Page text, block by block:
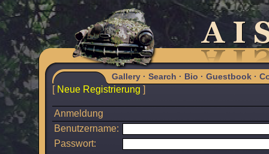
Gallery · Search · Bio · Guestbook ·
[ Neue Registrierung ]
Anmeldung
Benutzername:
Passwort: